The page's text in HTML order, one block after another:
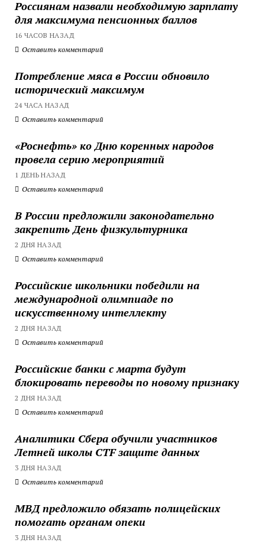
Россиянам назвали необходимую зарплату
для максимума пенсионных баллов
16 ЧАСОВ НАЗАД
Оставить комментарий
Потребление мяса в России обновило
исторический максимум
24 ЧАСА НАЗАД
Оставить комментарий
«Роснефть» ко Дню коренных народов
провела серию мероприятий
1 ДЕНЬ НАЗАД
Оставить комментарий
В России предложили законодательно
закрепить День физкультурника
2 ДНЯ НАЗАД
Оставить комментарий
Российские школьники победили на
международной олимпиаде по
искусственному интеллекту
2 ДНЯ НАЗАД
Оставить комментарий
Российские банки с марта будут
блокировать переводы по новому признаку
2 ДНЯ НАЗАД
Оставить комментарий
Аналитики Сбера обучили участников
Летней школы CTF защите данных
3 ДНЯ НАЗАД
Оставить комментарий
МВД предложило обязать полицейских
помогать органам опеки
3 ДНЯ НАЗАД